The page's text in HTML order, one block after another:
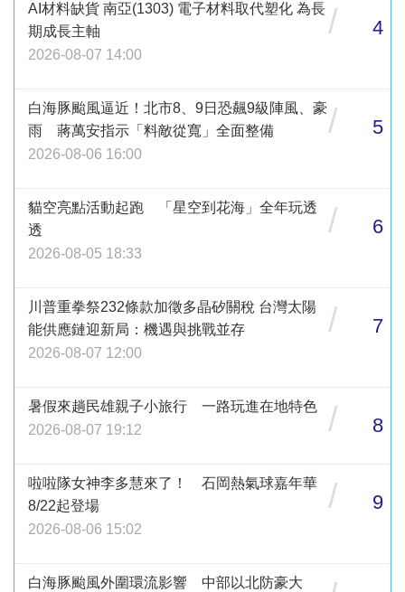
AI材料缺貨 南亞(1303) 電子材料取代塑化 為長
期成長主軸
2026-08-07 14:00
/ 4
白海豚颱風逼近！北市8、9日恐飆9級陣風、豪
雨 蔣萬安指示「料敵從寬」全面整備
2026-08-06 16:00
/ 5
貓空亮點活動起跑 「星空到花海」全年玩透
透
2026-08-05 18:33
/ 6
川普重拳祭232條款加徵多晶矽關稅 台灣太陽
能供應鏈迎新局：機遇與挑戰並存
2026-08-07 12:00
/ 7
暑假來趟民雄親子小旅行 一路玩進在地特色
2026-08-07 19:12
/ 8
啦啦隊女神李多慧來了！ 石岡熱氣球嘉年華
8/22起登場
2026-08-06 15:02
/ 9
白海豚颱風外圍環流影響 中部以北防豪大